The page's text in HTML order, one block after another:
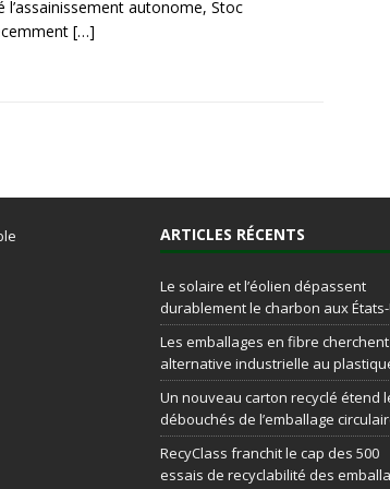
l’assainissement autonome, Stoc
[…]
ARTICLES RÉCENTS
Le solaire et l’éolien dépassent
durablement le charbon aux
Les emballages en fibre
alternative industrielle au
Un nouveau carton recyclé étend
débouchés de l’emballage
RecyClass franchit le cap des 500
essais de recyclabilité des